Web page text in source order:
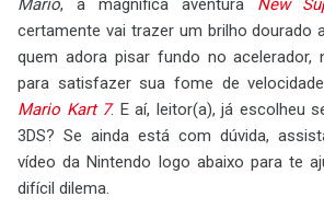
Mario, a magnífica aventura New
certamente vai trazer um brilho dourado
quem adora pisar fundo no acelerador,
para satisfazer sua fome de
Mario Kart 7. E aí, leitor(a), já escolheu
3DS? Se ainda está com dúvida,
vídeo da Nintendo logo abaixo para te
difícil dilema.